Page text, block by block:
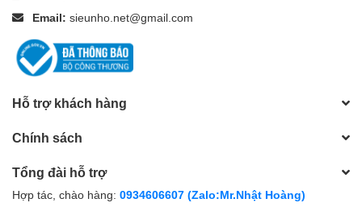
Email: sieunho.net@gmail.com
Hỗ trợ khách hàng
Chính sách
Tổng đài hỗ trợ
Hợp tác, chào hàng: 0934606607 (Zalo:Mr.Nhật Hoàng)